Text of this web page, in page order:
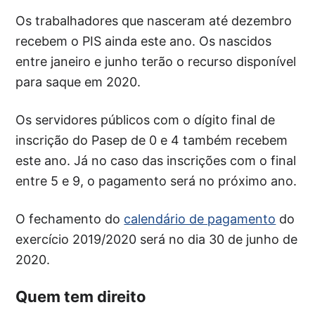
Os trabalhadores que nasceram até dezembro
recebem o PIS ainda este ano. Os nascidos
entre janeiro e junho terão o recurso disponível
para saque em 2020.
Os servidores públicos com o dígito final de
inscrição do Pasep de 0 e 4 também recebem
este ano. Já no caso das inscrições com o final
entre 5 e 9, o pagamento será no próximo ano.
O fechamento do calendário de pagamento do
exercício 2019/2020 será no dia 30 de junho de
2020.
Quem tem direito